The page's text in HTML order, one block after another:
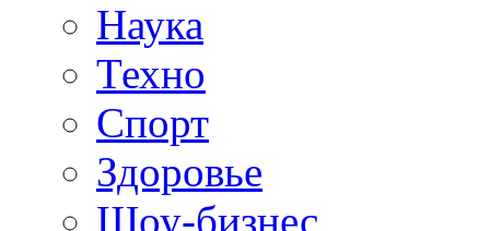
Наука
Техно
Спорт
Здоровье
Шоу-бизнес